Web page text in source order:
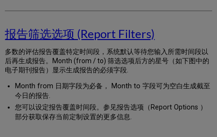
报告筛选选项 (Report Filters)
多数的评估报告覆盖特定时间段，系统默认等待您输入所需时间段以
后再生成报告。Month (from / to) 筛选选项后方的星号（如下图中的
电子期刊报告）显示生成报告的必须字段.
Month from 日期字段为必备， Month to 字段可为空白生成截至
今日的报告.
您可以设定报告覆盖时间段。参见报告选项（Report Options ）
部分获取保存当前定制设置的更多信息.